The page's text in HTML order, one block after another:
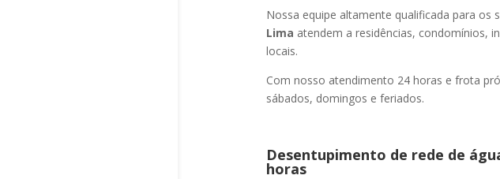
Nossa equipe altamente qualificada para os
Lima atendem a residências, condomínios,
locais.
Com nosso atendimento 24 horas e frota
sábados, domingos e feriados.
Desentupimento de rede de
horas